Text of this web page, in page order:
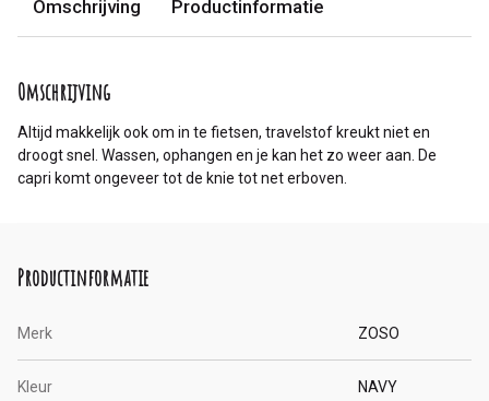
Omschrijving Productinformatie
Omschrijving
Altijd makkelijk ook om in te fietsen, travelstof kreukt niet en
droogt snel. Wassen, ophangen en je kan het zo weer aan. De
capri komt ongeveer tot de knie tot net erboven.
Productinformatie
Merk ZOSO
Kleur NAVY